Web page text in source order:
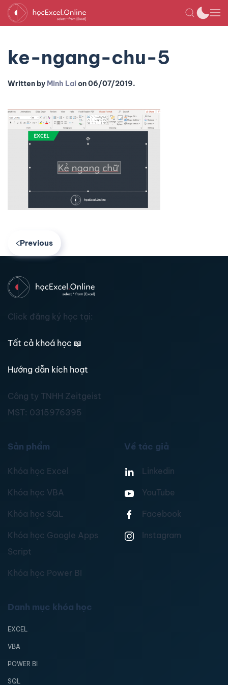
ke-ngang-chu-5
Written by Minh Laion06/07/2019.
Previous
Click đăng ký học tại:
Tất cả khoá học 📖
Hướng dẫn kích hoạt
Công ty TNHH Zeitgeist
MST: 0315976395
Sản phẩm
Khóa học Excel
Khóa học VBA
Khóa học SQL
Khóa học Google Apps
Script
Khóa học Power BI
Về tác giả
Linkedin
YouTube
Facebook
Instagram
Danh mục khóa học
EXCEL
VBA
POWER BI
SQL